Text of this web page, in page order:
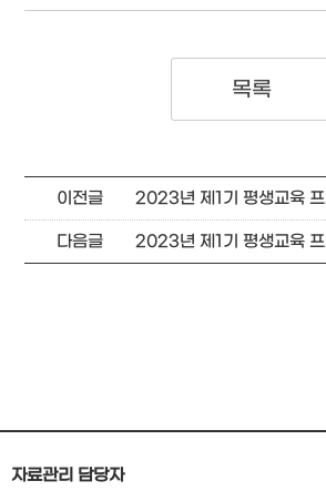
목록
이전글 2023년 제1기 평생교육 프로그램 스
다음글 2023년 제1기 평생교육 프로그램
자료관리 담당자